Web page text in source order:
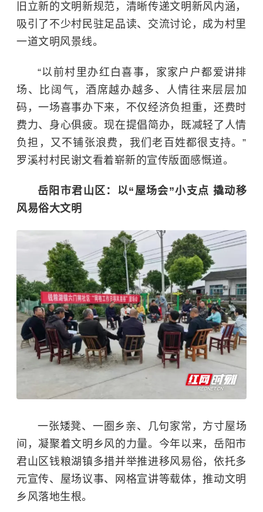
旧立新的文明新规范，清晰传递文明新风内涵，
吸引了不少村民驻足品读、交流讨论，成为村里
一道文明风景线。
“以前村里办红白喜事，家家户户都爱讲排
场、比阔气，酒席越办越多、人情往来层层加
码，一场喜事办下来，不仅经济负担重，还费时
费力、身心俱疲。现在提倡简办，既减轻了人情
负担，又不铺张浪费，我们老百姓都很支持。”
罗溪村村民谢文看着崭新的宣传版面感慨道。
岳阳市君山区： 以“屋场会”小支点 撬动移
风易俗大文明
一张矮凳、一圈乡亲、几句家常，方寸屋场
间，凝聚着文明乡风的力量。今年以来，岳阳市
君山区钱粮湖镇多措并举推进移风易俗，依托多
元宣传、屋场议事、网格宣讲等载体，推动文明
乡风落地生根。